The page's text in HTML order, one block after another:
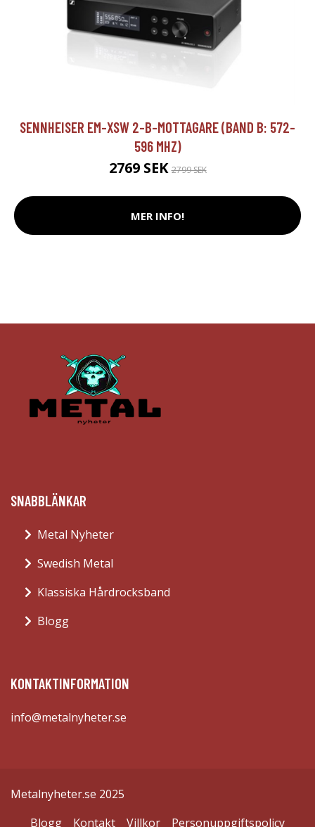
SENNHEISER EM-XSW 2-B-MOTTAGARE (BAND B: 572-
596 MHZ)
2769 SEK2799 SEK
MER INFO!
SNABBLÄNKAR
Metal Nyheter
Swedish Metal
Klassiska Hårdrocksband
Blogg
KONTAKTINFORMATION
info@metalnyheter.se
Metalnyheter.se 2025
Blogg
Kontakt Villkor Personuppgiftspolicy